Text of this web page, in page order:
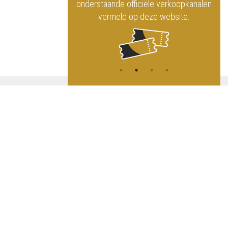
onderstaande officiële verkoopkanalen
vermeld op deze website.